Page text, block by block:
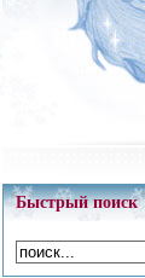
Быстрый поиск